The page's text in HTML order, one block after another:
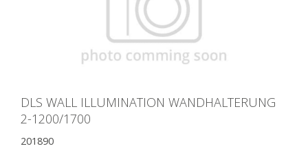
DLS WALL ILLUMINATION WANDHALTERUNG
2-1200/1700
201890